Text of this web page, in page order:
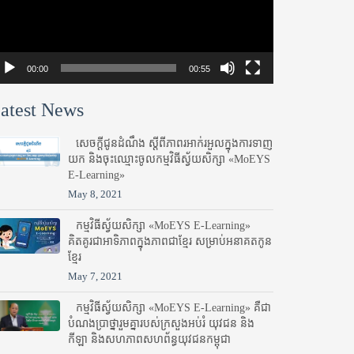
00:00 00:55
News
សេចក្តីជូនដំណឹង ស្តី​ពីភាព​រអាក់រអួល​ក្នុងការ​ទាញ​
យក និង​ចុះ​ឈ្មោះ​ចូល​កម្មវិធី​ស្វ័យសិក្សា «MoEYS
E-Learning»
May 8, 2021
កម្មវិធីស្វ័យសិក្សា «MoEYS E-Learning»
គិតគូរជាអាទិភាពក្នុងភាពជាខ្មែរ សម្រាប់អនាគតកូន
ខ្មែរ
May 7, 2021
កម្មវិធីស្វ័យសិក្សា «MoEYS E-Learning» គឺជា
បំណងប្រាថ្នារួមគ្នារបស់ក្រសួងអប់រំ​ យុវជន និង
កីឡា និងសហភាពសហព័ន្ធយុវជនកម្ពុជា